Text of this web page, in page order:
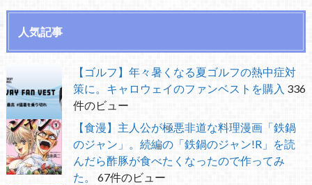
人気記事
【ゴルフ】年々暑くなる夏ゴルフの熱中症対
策に。キャロウェイのファンベストを購入 336
件のビュー
【食漫】主人公が極悪非道な料理漫画「鉄鍋
のジャン」。続編の「鉄鍋のジャン!R」を読
んだら酢豚が食べたくなったので作ってみ
た。
67件のビュー